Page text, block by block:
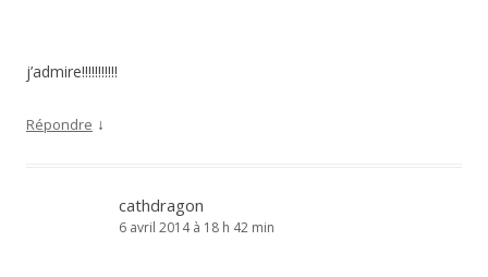
j’admire!!!!!!!!!!!
Répondre ↓
cathdragon
6 avril 2014 à 18 h 42 min